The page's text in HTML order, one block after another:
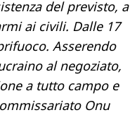
del previsto, a
ai civili. Dalle 17
Asserendo
al negoziato,
a tutto campo e
Onu